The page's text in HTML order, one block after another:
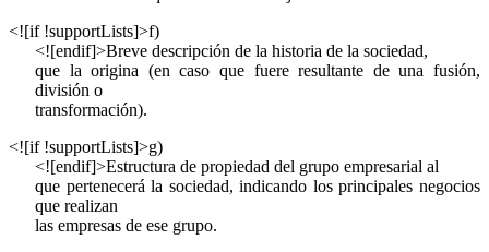
<![if !supportLists]>f)
<![endif]>Breve descripción de la historia de la sociedad,
que la origina (en caso que fuere resultante de una fusión,
división o
transformación).
<![if !supportLists]>g)
<![endif]>Estructura de propiedad del grupo empresarial al
que pertenecerá la sociedad, indicando los principales negocios
que realizan
las empresas de ese grupo.